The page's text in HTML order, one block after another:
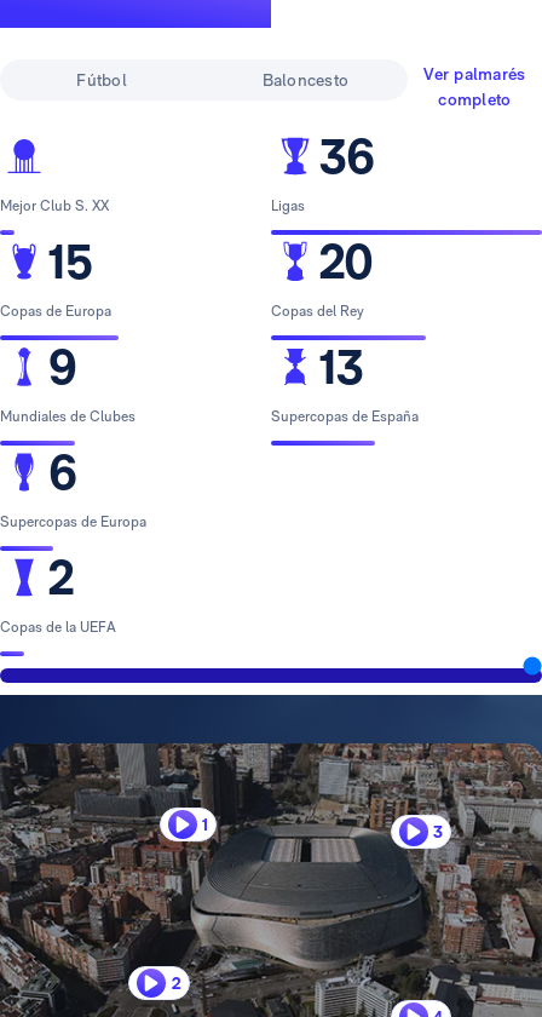
Fútbol Baloncesto
Ver palmarés
completo
Mejor Club S. XX
15
Copas de Europa
9
Mundiales de Clubes
6
Supercopas de Europa
2
Copas de la UEFA
36
Ligas
20
Copas del Rey
13
Supercopas de España
1
2
3